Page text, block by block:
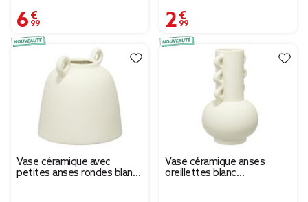
6,99 € 2,99 €
Vase céramique avec
petites anses rondes blanc
Vase céramique anses
oreillettes blanc